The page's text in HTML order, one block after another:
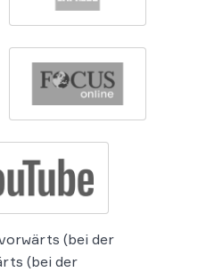
(bei der
(bei der